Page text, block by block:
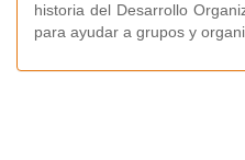
historia del Desarrollo
para ayudar a grupos y